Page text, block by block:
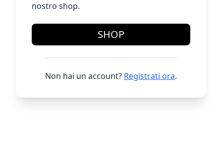
nostro shop.
SHOP
Non hai un account? Registrati ora.